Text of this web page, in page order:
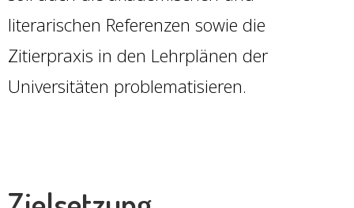
literarischen Referenzen sowie die
Zitierpraxis in den Lehrplänen der
Universitäten problematisieren.